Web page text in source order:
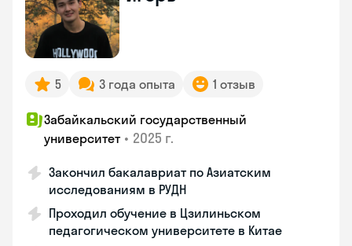
5 3 года опыта 1 отзыв
Забайкальский государственный
университет • 2025 г.
Закончил бакалавриат по Азиатским
исследованиям в РУДН
Проходил обучение в Цзилиньском
педагогическом университете в Китае